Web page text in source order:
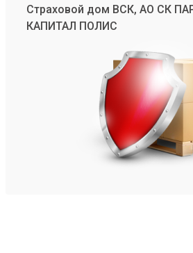
Страховой дом ВСК, АО СК
КАПИТАЛ ПОЛИС